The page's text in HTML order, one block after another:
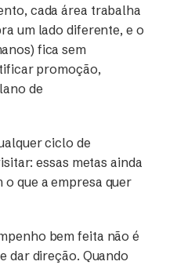
cada área trabalha
um lado diferente, e o
fica sem
promoção,
de
ciclo de
essas metas ainda
que a empresa quer
bem feita não é
dar direção. Quando